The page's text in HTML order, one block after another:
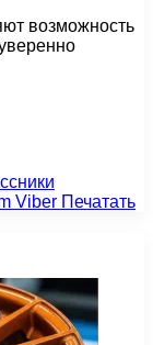
возможность
Viber Печатать